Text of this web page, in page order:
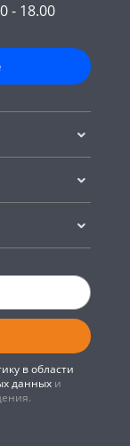
- 18.00
в области
данныхи